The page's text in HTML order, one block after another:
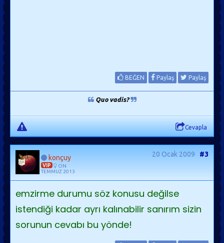
BEĞEN Paylaş Paylaş
Quo vadis?
Cevapla
konçuy
VIP
ON
TEMMUZ 2013
20 Ocak 2009 #3
emzirme durumu söz konusu değilse
istendiği kadar ayrı kalınabilir sanırım sizin
sorunun cevabı bu yönde!